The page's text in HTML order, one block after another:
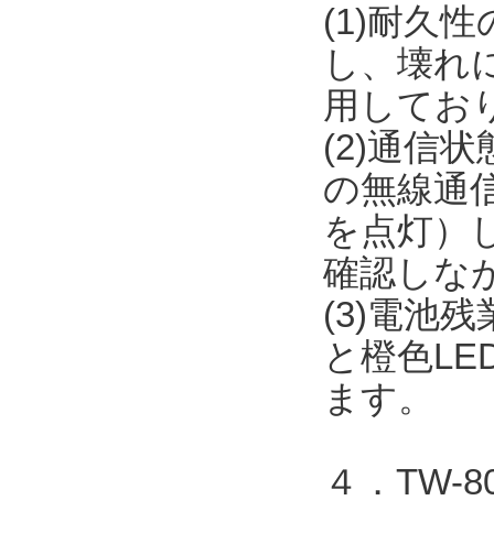
(1)耐久性
し、壊れ
用してお
(2)通信状
の無線通
を点灯）
確認しな
(3)電池残
と橙色
ます。
４．TW-